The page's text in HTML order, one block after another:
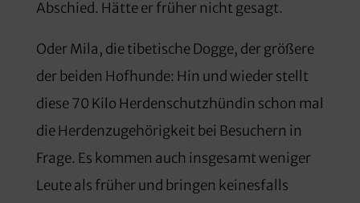
Abschied. Hätte er früher nicht gesagt.
Oder Mila, die tibetische Dogge, der größere
der beiden Hofhunde: Hin und wieder stellt
diese 70 Kilo Herdenschutzhündin schon mal
die Herdenzugehörigkeit bei Besuchern in
Frage. Es kommen auch insgesamt weniger
Leute als früher und bringen keinesfalls